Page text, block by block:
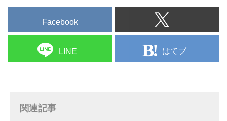
Facebook
LINE はてブ
関連記事